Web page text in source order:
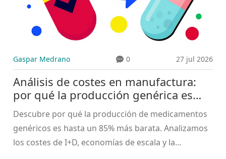
Gaspar Medrano 0 27 jul 2026
Análisis de costes en manufactura:
por qué la producción genérica es
más barata
Descubre por qué la producción de medicamentos
genéricos es hasta un 85% más barata. Analizamos
los costes de I+D, economías de escala y la